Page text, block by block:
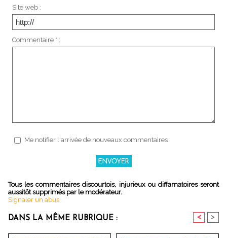
Site web :
Commentaire * :
Me notifier l'arrivée de nouveaux commentaires
Tous les commentaires discourtois, injurieux ou diffamatoires seront
aussitôt supprimés par le modérateur.
Signaler un abus
DANS LA MÊME RUBRIQUE : < >